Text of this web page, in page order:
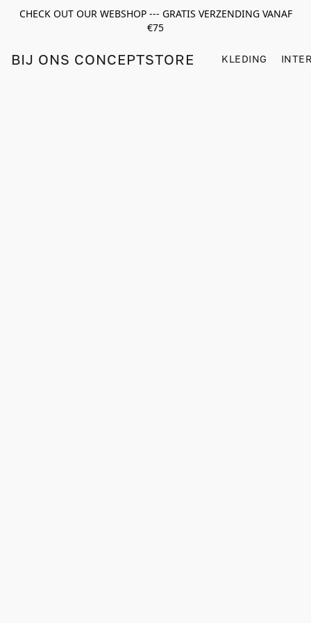
CHECK OUT OUR WEBSHOP --- GRATIS VERZENDING VANAF
€75
BIJ ONS CONCEPTSTORE KLEDING